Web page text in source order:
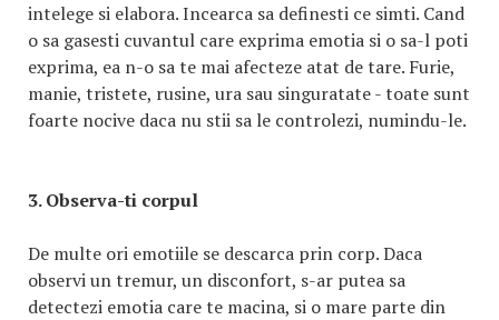
intelege si elabora. Incearca sa definesti ce simti. Cand
o sa gasesti cuvantul care exprima emotia si o sa-l poti
exprima, ea n-o sa te mai afecteze atat de tare. Furie,
manie, tristete, rusine, ura sau singuratate - toate sunt
foarte nocive daca nu stii sa le controlezi, numindu-le.
3. Observa-ti corpul
De multe ori emotiile se descarca prin corp. Daca
observi un tremur, un disconfort, s-ar putea sa
detectezi emotia care te macina, si o mare parte din